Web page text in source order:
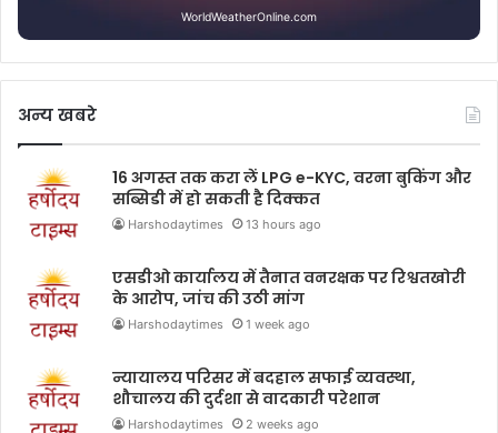
WorldWeatherOnline.com
अन्य खबरे
16 अगस्त तक करा लें LPG e-KYC, वरना बुकिंग और
सब्सिडी में हो सकती है दिक्कत
Harshodaytimes 13 hours ago
एसडीओ कार्यालय में तैनात वनरक्षक पर रिश्वतखोरी
के आरोप, जांच की उठी मांग
Harshodaytimes 1 week ago
न्यायालय परिसर में बदहाल सफाई व्यवस्था,
शौचालय की दुर्दशा से वादकारी परेशान
Harshodaytimes 2 weeks ago